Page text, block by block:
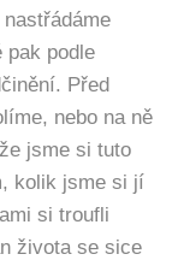
pak podle
Před
nebo na ně
jsme si tuto
kolik jsme si jí
si troufli
života se sice